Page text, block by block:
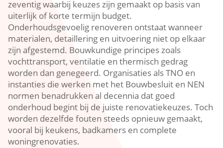
zeventig waarbij keuzes zijn gemaakt op basis van
uiterlijk of korte termijn budget.​
Onderhoudsgevoelig renoveren ontstaat wanneer
materialen, detaillering en uitvoering niet op elkaar
zijn afgestemd.​ Bouwkundige principes zoals
vochttransport, ventilatie en thermisch gedrag
worden dan genegeerd.​ Organisaties als TNO en
instanties die werken met het Bouwbesluit en NEN
normen benadrukken al decennia dat goed
onderhoud begint bij de juiste renovatiekeuzes.​ Toch
worden dezelfde fouten steeds opnieuw gemaakt,
vooral bij keukens, badkamers en complete
woningrenovaties.​